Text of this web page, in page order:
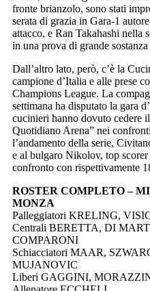
fronte brianzolo, sono stati
serata di grazia in Gara-1
attacco, e Ran Takahashi nella
in una prova di grande
Dall’altro lato, però, c’è la
campione d’Italia e alle prese
Champions League. La
settimana ha disputato la gara
cucinieri hanno dovuto cedere
Quotidiano Arena” nei
l’andamento della serie,
e al bulgaro Nikolov, top
confronto con rispettivamente
ROSTER COMPLETO –
MONZA
Palleggiatori KRELING,
Centrali BERETTA, DI
COMPARONI
Schiacciatori MAAR,
MUJANOVIC
Liberi GAGGINI,